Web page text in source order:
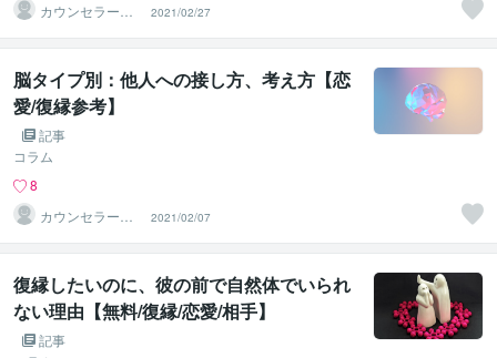
カウンセラー佐
藤愛
2021/02/27
脳タイプ別：他人への接し方、考え方【恋
愛/復縁参考】
記事
コラム
8
カウンセラー佐
藤愛
2021/02/07
復縁したいのに、彼の前で自然体でいられ
ない理由【無料/復縁/恋愛/相手】
記事